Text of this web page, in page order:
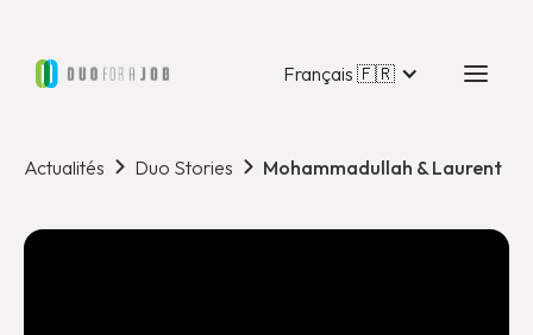
Français 🇫🇷
Actualités Duo Stories Mohammadullah & Laurent